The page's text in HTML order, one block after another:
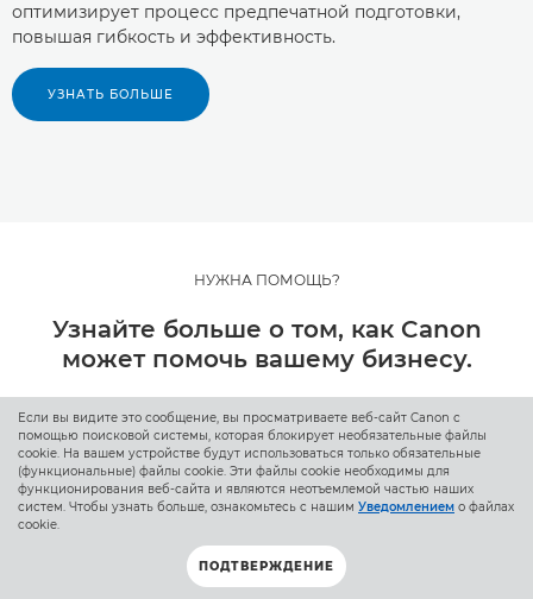
оптимизирует процесс предпечатной подготовки,
повышая гибкость и эффективность.
УЗНАТЬ БОЛЬШЕ
НУЖНА ПОМОЩЬ?
Узнайте больше о том, как Canon
может помочь вашему бизнесу.
ЗАПРОС ИНФОРМАЦИИ
Если вы видите это сообщение, вы просматриваете веб-сайт Canon с
помощью поисковой системы, которая блокирует необязательные файлы
cookie. На вашем устройстве будут использоваться только обязательные
(функциональные) файлы cookie. Эти файлы cookie необходимы для
функционирования веб-сайта и являются неотъемлемой частью наших
систем. Чтобы узнать больше, ознакомьтесь с нашим Уведомлением о файлах
cookie.
ПОДТВЕРЖДЕНИЕ
К началу страницы